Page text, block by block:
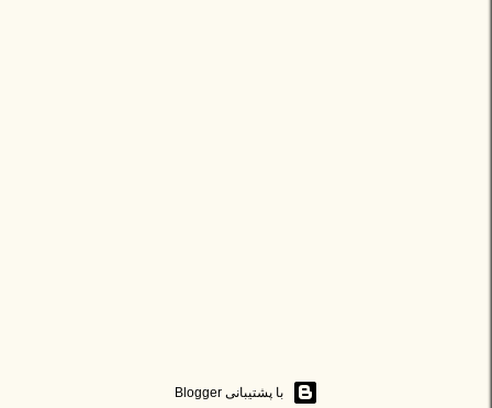
‏با پشتیبانی Blogger